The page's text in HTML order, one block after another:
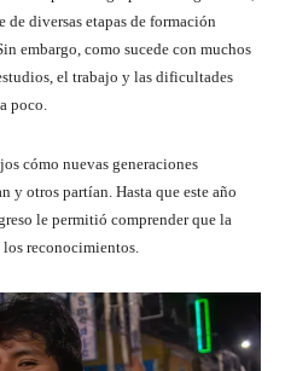
diversas etapas de formación
embargo, como sucede con muchos
el trabajo y las dificultades
poco.
cómo nuevas generaciones
y otros partían. Hasta que este año
le permitió comprender que la
los reconocimientos.